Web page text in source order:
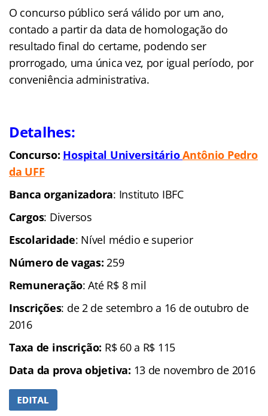
O concurso público será válido por um ano,
contado a partir da data de homologação do
resultado final do certame, podendo ser
prorrogado, uma única vez, por igual período, por
conveniência administrativa.
Detalhes:
Concurso: Hospital UniversitárioAntônio Pedro
da UFF
Banca organizadora: Instituto IBFC
Cargos: Diversos
Escolaridade: Nível médio e superior
Número de vagas:259
Remuneração: Até R$ 8 mil
Inscrições: de 2 de setembro a 16 de outubro de
2016
Taxa de inscrição: R$ 60 a R$ 115
Data da prova objetiva: 13 de novembro de 2016